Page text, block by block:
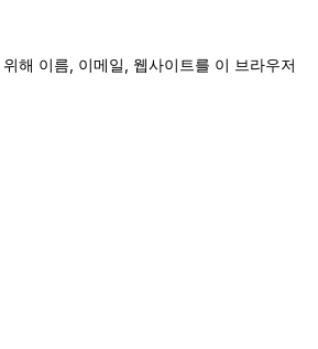
해 이름, 이메일, 웹사이트를 이 브라우저